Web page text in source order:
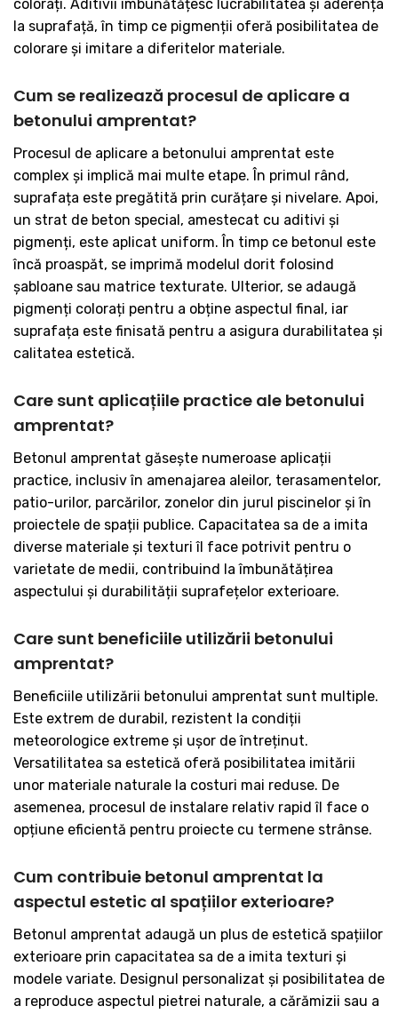
colorați. Aditivii îmbunătățesc lucrabilitatea și aderența
la suprafață, în timp ce pigmenții oferă posibilitatea de
colorare și imitare a diferitelor materiale.
Cum se realizează procesul de aplicare a
betonului amprentat?
Procesul de aplicare a betonului amprentat este
complex și implică mai multe etape. În primul rând,
suprafața este pregătită prin curățare și nivelare. Apoi,
un strat de beton special, amestecat cu aditivi și
pigmenți, este aplicat uniform. În timp ce betonul este
încă proaspăt, se imprimă modelul dorit folosind
șabloane sau matrice texturate. Ulterior, se adaugă
pigmenți colorați pentru a obține aspectul final, iar
suprafața este finisată pentru a asigura durabilitatea și
calitatea estetică.
Care sunt aplicațiile practice ale betonului
amprentat?
Betonul amprentat găsește numeroase aplicații
practice, inclusiv în amenajarea aleilor, terasamentelor,
patio-urilor, parcărilor, zonelor din jurul piscinelor și în
proiectele de spații publice. Capacitatea sa de a imita
diverse materiale și texturi îl face potrivit pentru o
varietate de medii, contribuind la îmbunătățirea
aspectului și durabilității suprafețelor exterioare.
Care sunt beneficiile utilizării betonului
amprentat?
Beneficiile utilizării betonului amprentat sunt multiple.
Este extrem de durabil, rezistent la condiții
meteorologice extreme și ușor de întreținut.
Versatilitatea sa estetică oferă posibilitatea imitării
unor materiale naturale la costuri mai reduse. De
asemenea, procesul de instalare relativ rapid îl face o
opțiune eficientă pentru proiecte cu termene strânse.
Cum contribuie betonul amprentat la
aspectul estetic al spațiilor exterioare?
Betonul amprentat adaugă un plus de estetică spațiilor
exterioare prin capacitatea sa de a imita texturi și
modele variate. Designul personalizat și posibilitatea de
a reproduce aspectul pietrei naturale, a cărămizii sau a